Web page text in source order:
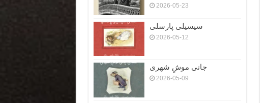
2026-05-23
سیسیلی پارسلی
2026-05-12
جانی موشِ شهری
2026-05-09